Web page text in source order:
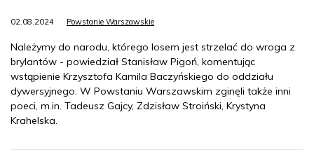
02.08.2024 Powstanie Warszawskie
Należymy do narodu, którego losem jest strzelać do wroga z
brylantów - powiedział Stanisław Pigoń, komentując
wstąpienie Krzysztofa Kamila Baczyńskiego do oddziału
dywersyjnego. W Powstaniu Warszawskim zginęli także inni
poeci, m.in. Tadeusz Gajcy, Zdzisław Stroiński, Krystyna
Krahelska.